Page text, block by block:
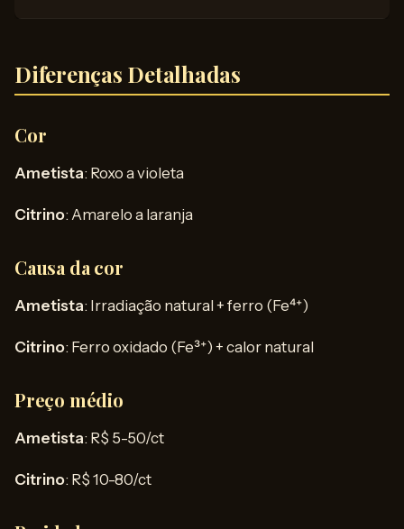
Diferenças Detalhadas
Cor
Ametista: Roxo a violeta
Citrino: Amarelo a laranja
Causa da cor
Ametista: Irradiação natural + ferro (Fe⁴⁺)
Citrino: Ferro oxidado (Fe³⁺) + calor natural
Preço médio
Ametista: R$ 5-50/ct
Citrino: R$ 10-80/ct